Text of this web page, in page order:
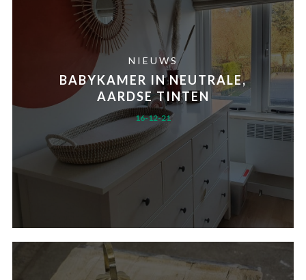
NIEUWS
BABYKAMER IN NEUTRALE,
AARDSE TINTEN
16-12-21